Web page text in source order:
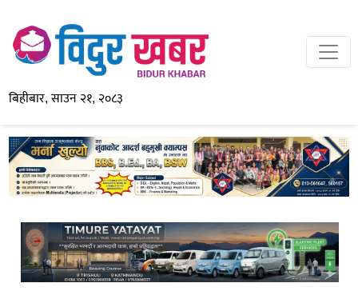
बिहीबार, साउन २१, २०८३